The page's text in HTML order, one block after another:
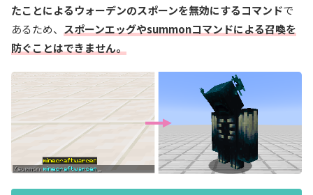
たことによるウォーデンのスポーンを無効にするコマンドで
あるため、 スポーンエッグやsummonコマンドによる召喚を
防ぐことはできません。